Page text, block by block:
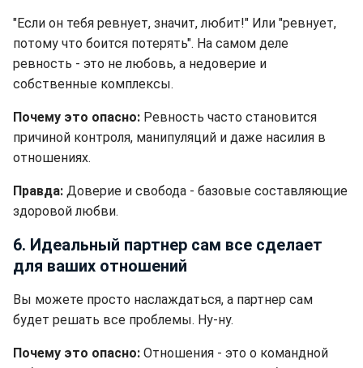
"Если он тебя ревнует, значит, любит!" Или "ревнует,
потому что боится потерять". На самом деле
ревность - это не любовь, а недоверие и
собственные комплексы.
Почему это опасно: Ревность часто становится
причиной контроля, манипуляций и даже насилия в
отношениях.
Правда: Доверие и свобода - базовые составляющие
здоровой любви.
6. Идеальный партнер сам все сделает
для ваших отношений
Вы можете просто наслаждаться, а партнер сам
будет решать все проблемы. Ну-ну.
Почему это опасно: Отношения - это о командной